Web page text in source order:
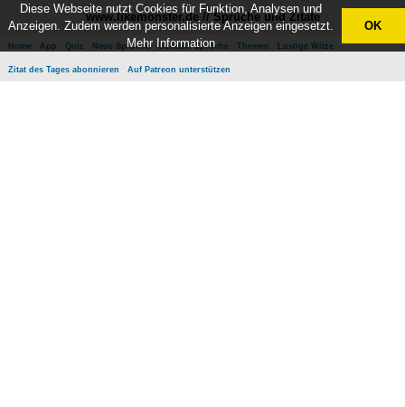
www.likemonster.de // Sprüche und Zitate
Home App Quiz Neue Sprüche Beliebte Sprüche Themen Lustige Witze
Zitat des Tages abonnieren Auf Patreon unterstützen
Diese Webseite nutzt Cookies für Funktion, Analysen und
Anzeigen. Zudem werden personalisierte Anzeigen eingesetzt.
Mehr Information
OK